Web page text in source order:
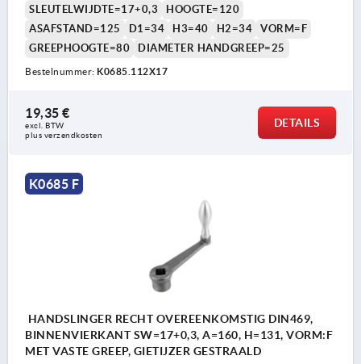
SLEUTELWIJDTE=17+0,3
HOOGTE=120
ASAFSTAND=125
D1=34 H3=40 H2=34
VORM=F
GREEPHOOGTE=80
DIAMETER HANDGREEP=25
Bestelnummer: K0685.112X17
19,35 €
excl. BTW
plus verzendkosten
DETAILS
K0685 F
HANDSLINGER RECHT OVEREENKOMSTIG DIN469,
BINNENVIERKANT SW=17+0,3, A=160, H=131, VORM:F
MET VASTE GREEP, GIETIJZER GESTRAALD